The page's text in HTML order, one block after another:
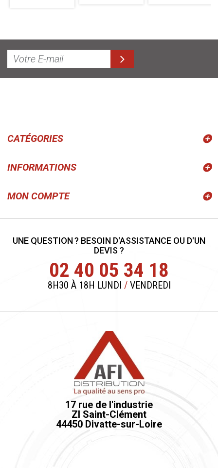
CATÉGORIES
INFORMATIONS
MON COMPTE
UNE QUESTION ? BESOIN D'ASSISTANCE OU D'UN
DEVIS ?
02 40 05 34 18
8H30 À 18H LUNDI /VENDREDI
17 rue de l'industrie
ZI Saint-Clément
44450 Divatte-sur-Loire